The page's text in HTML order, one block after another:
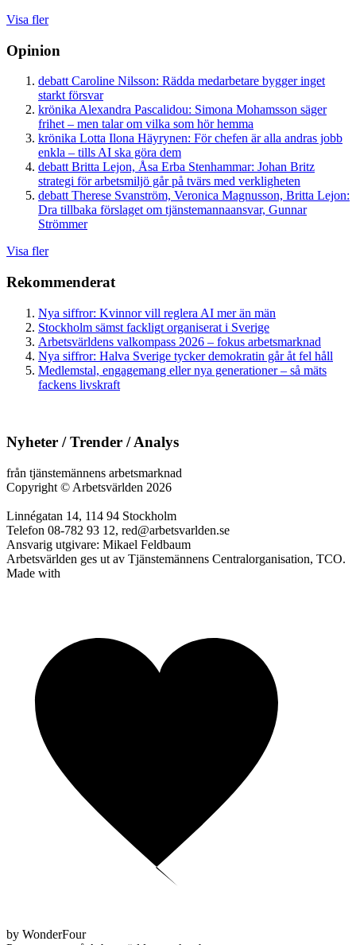
Visa fler
Opinion
debatt Caroline Nilsson: Rädda medarbetare bygger inget
starkt försvar
krönika Alexandra Pascalidou: Simona Mohamsson säger
frihet – men talar om vilka som hör hemma
krönika Lotta Ilona Häyrynen: För chefen är alla andras jobb
enkla – tills AI ska göra dem
debatt Britta Lejon, Åsa Erba Stenhammar: Johan Britz
strategi för arbetsmiljö går på tvärs med verkligheten
debatt Therese Svanström, Veronica Magnusson, Britta Lejon:
Dra tillbaka förslaget om tjänstemannaansvar, Gunnar
Strömmer
Visa fler
Rekommenderat
Nya siffror: Kvinnor vill reglera AI mer än män
Stockholm sämst fackligt organiserat i Sverige
Arbetsvärldens valkompass 2026 – fokus arbetsmarknad
Nya siffror: Halva Sverige tycker demokratin går åt fel håll
Medlemstal, engagemang eller nya generationer – så mäts
fackens livskraft
Nyheter / Trender / Analys
från tjänstemännens arbetsmarknad
Copyright © Arbetsvärlden 2026
Linnégatan 14, 114 94 Stockholm
Telefon 08-782 93 12, red@arbetsvarlden.se
Ansvarig utgivare: Mikael Feldbaum
Arbetsvärlden ges ut av Tjänstemännens Centralorganisation, TCO.
Made with
by WonderFour